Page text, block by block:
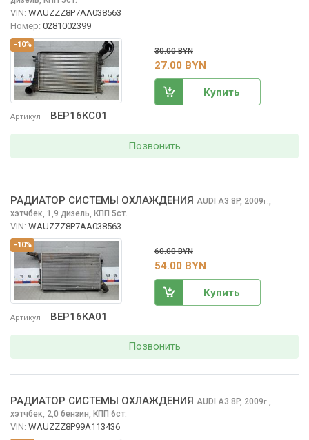
-10%
Артикул BEP16KC01
VIN: WAUZZZ8P7AA038563
Номер: 0281002399
30.00 BYN
27.00 BYN
Купить
Позвонить
-10%
Артикул BEP16KA01
РАДИАТОР СИСТЕМЫ ОХЛАЖДЕНИЯ AUDI A3 8P, 2009г.,
хэтчбек, 1,9 дизель, КПП 5ст.
VIN: WAUZZZ8P7AA038563
60.00 BYN
54.00 BYN
Купить
Позвонить
РАДИАТОР СИСТЕМЫ ОХЛАЖДЕНИЯ AUDI A3 8P, 2009г.,
хэтчбек, 2,0 бензин, КПП 6ст.
VIN: WAUZZZ8P99A113436